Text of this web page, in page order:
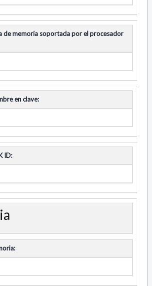
de memoria soportada por el procesador
en clave:
ID: